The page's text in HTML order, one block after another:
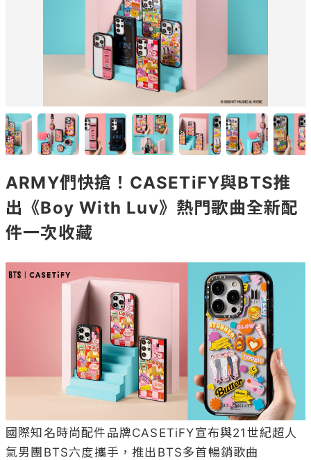
ARMY們快搶！CASETiFY與BTS推
出《Boy With Luv》熱門歌曲全新配
件一次收藏
國際知名時尚配件品牌CASETiFY宣布與21世紀超人
氣男團BTS六度攜手，推出BTS多首暢銷歌曲